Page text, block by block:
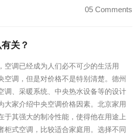
05 Comments
关？
空调已经成为人们必不可少的生活用
空调，但是对价格不是特别清楚。德州
调、采暖系统、中央热水设备等的设计
大家介绍中央空调价格因素。北京家用
于其强大的制冷性能，使得他在用途上
柜式空调，比较适合家庭用。选择不同